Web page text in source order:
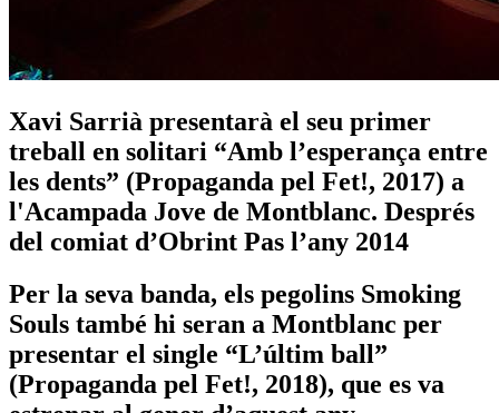
Xavi Sarrià presentarà el seu primer
treball en solitari “Amb l’esperança entre
les dents” (Propaganda pel Fet!, 2017) a
l'Acampada Jove de Montblanc. Després
del comiat d’Obrint Pas l’any 2014
Per la seva banda, els pegolins Smoking
Souls també hi seran a Montblanc per
presentar el single “L’últim ball”
(Propaganda pel Fet!, 2018), que es va